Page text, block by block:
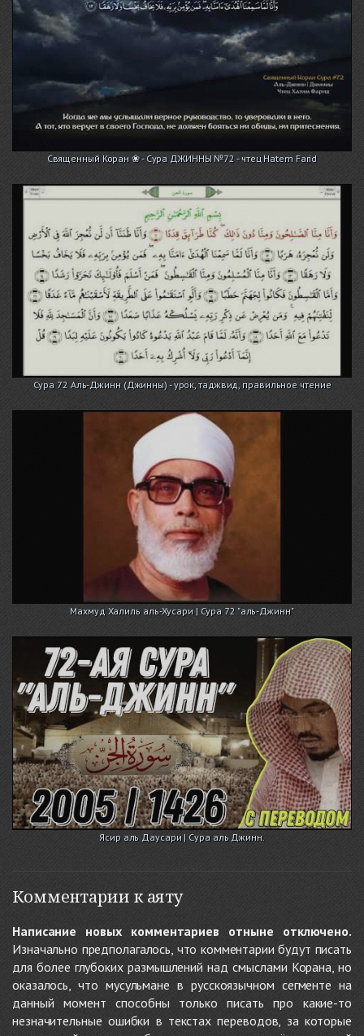
Священный Коран ❀ - Сура ДЖИННЫ №72 - чтец Hatem Farid
Сура 72 Аль-Джинн (Джинны) - урок, таджвид, правильное чтение
Махмуд Халиль аль-Хусари | Сура 72 "аль-Джинн"
Ясир аль Даусари | Сура аль Джинн.
Комментарии к аяту
Написание новых комментариев отныне отключено.
Изначально предполагалось, что комментарии будут писать
для более глубоких размышлений над смыслами Корана, но
оказалось, что мусульмане в русскоязычном сегменте на
данный момент способны только писать про какие-то
незначительные ошибки в текстах переводов, за которые